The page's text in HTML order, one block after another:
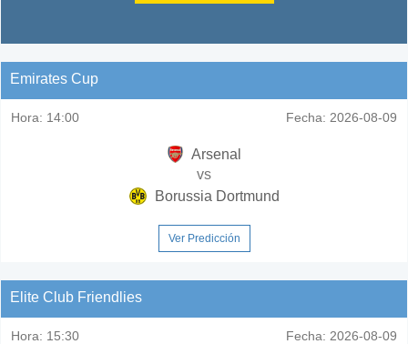
Emirates Cup
Hora: 14:00 Fecha: 2026-08-09
Arsenal
vs
Borussia Dortmund
Ver Predicción
Elite Club Friendlies
Hora: 15:30 Fecha: 2026-08-09